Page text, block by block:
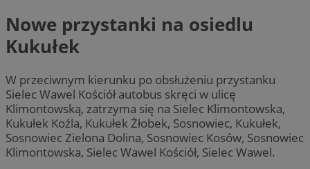
Nowe przystanki na osiedlu
Kukułek
W przeciwnym kierunku po obsłużeniu przystanku
Sielec Wawel Kościół autobus skręci w ulicę
Klimontowską, zatrzyma się na Sielec Klimontowska,
Kukułek Koźla, Kukułek Żłobek, Sosnowiec, Kukułek,
Sosnowiec Zielona Dolina, Sosnowiec Kosów, Sosnowiec
Klimontowska, Sielec Wawel Kościół, Sielec Wawel.